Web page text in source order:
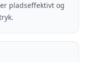
pladseffektivt og